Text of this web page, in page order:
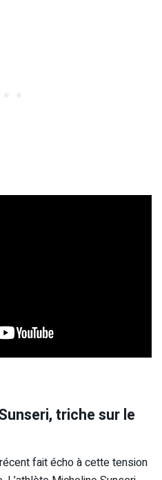
triche sur le
fait écho à cette tension